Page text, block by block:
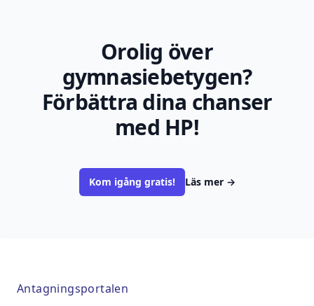
Orolig över
gymnasiebetygen?
Förbättra dina chanser
med HP!
Kom igång gratis! Läs mer →
Antagningsportalen